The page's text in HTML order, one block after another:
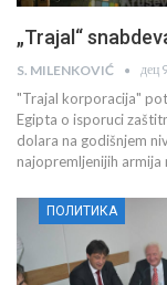
„Trajal“
S. MILENKOVIĆ дец
"Trajal korporacija"
Egipta o isporuci
dolara na godišnjem
najopremljenijih armija
ПОЛИТИКА